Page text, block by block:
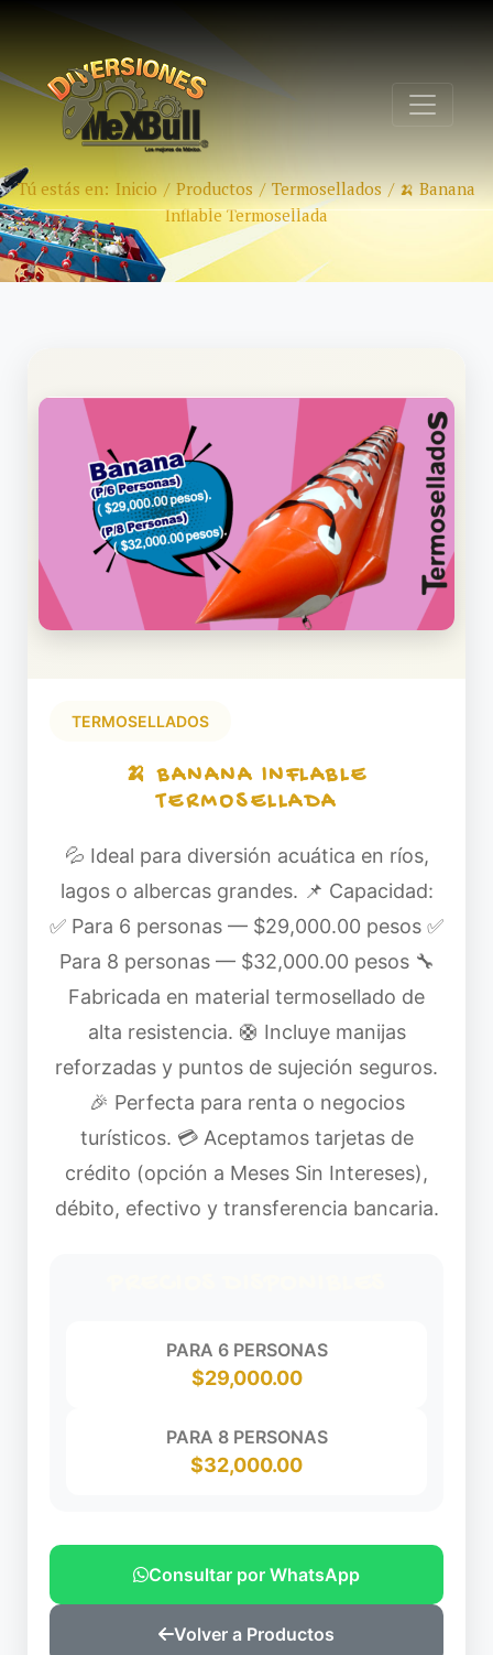
Tú estás en: Inicio / Productos / Termosellados / 🍌 Banana
Inflable Termosellada
TERMOSELLADOS
🍌 BANANA INFLABLE
TERMOSELLADA
💦 Ideal para diversión acuática en ríos,
lagos o albercas grandes. 📌 Capacidad:
✅ Para 6 personas — $29,000.00 pesos ✅
Para 8 personas — $32,000.00 pesos 🔧
Fabricada en material termosellado de
alta resistencia. 🛟 Incluye manijas
reforzadas y puntos de sujeción seguros.
🎉 Perfecta para renta o negocios
turísticos. 💳 Aceptamos tarjetas de
crédito (opción a Meses Sin Intereses),
débito, efectivo y transferencia bancaria.
PARA 6 PERSONAS
$29,000.00
PARA 8 PERSONAS
$32,000.00
Consultar por WhatsApp
Volver a Productos